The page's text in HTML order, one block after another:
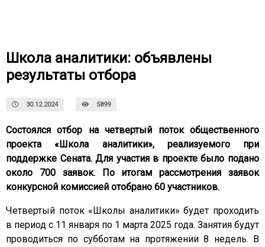
Школа аналитики: объявлены
результаты отбора
30.12.2024 5899
Состоялся отбор на четвертый поток общественного
проекта «Школа аналитики», реализуемого при
поддержке Сената. Для участия в проекте было подано
около 700 заявок. По итогам рассмотрения заявок
конкурсной комиссией отобрано 60 участников.
Четвертый поток «Школы аналитики» будет проходить
в период с 11 января по 1 марта 2025 года. Занятия будут
проводиться по субботам на протяжении 8 недель. В